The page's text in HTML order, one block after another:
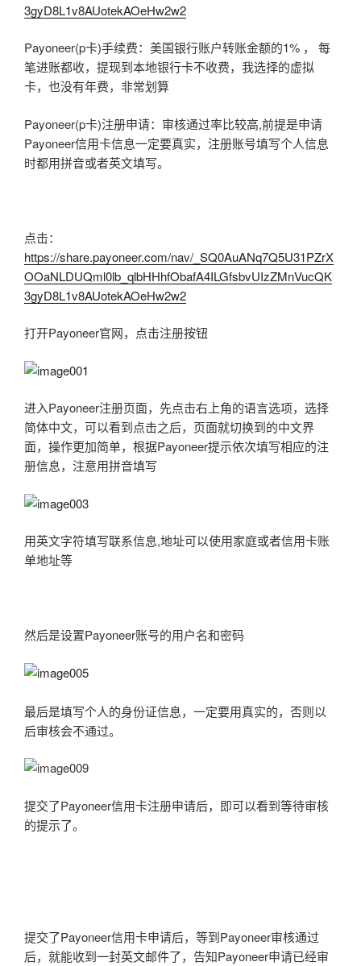
3gyD8L1v8AUotekAOeHw2w2
Payoneer(p卡)手续费：美国银行账户转账金额的1% ， 每
笔进账都收，提现到本地银行卡不收费，我选择的虚拟
卡，也没有年费，非常划算
Payoneer(p卡)注册申请：审核通过率比较高,前提是申请
Payoneer信用卡信息一定要真实，注册账号填写个人信息
时都用拼音或者英文填写。
点击：
https://share.payoneer.com/nav/_SQ0AuANq7Q5U31PZrX
OOaNLDUQml0lb_qlbHHhfObafA4ILGfsbvUIzZMnVucQK
3gyD8L1v8AUotekAOeHw2w2
打开Payoneer官网，点击注册按钮
进入Payoneer注册页面，先点击右上角的语言选项，选择
简体中文，可以看到点击之后，页面就切换到的中文界
面，操作更加简单，根据Payoneer提示依次填写相应的注
册信息，注意用拼音填写
用英文字符填写联系信息,地址可以使用家庭或者信用卡账
单地址等
然后是设置Payoneer账号的用户名和密码
最后是填写个人的身份证信息，一定要用真实的，否则以
后审核会不通过。
提交了Payoneer信用卡注册申请后，即可以看到等待审核
的提示了。
提交了Payoneer信用卡申请后，等到Payoneer审核通过
后，就能收到一封英文邮件了，告知Payoneer申请已经审